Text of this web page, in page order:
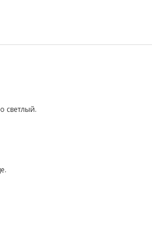
светлый.